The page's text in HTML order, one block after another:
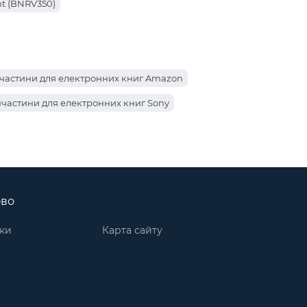
(BNRV350)
для електронних книг 626 Touch Lux2
книг PRS T1
для електронних книг Amazon
для електронних книг Sony
Карта сайту